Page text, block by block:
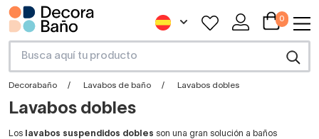
0
Decorabaño Lavabos de baño Lavabos dobles
Lavabos dobles
Los lavabos suspendidos dobles son una gran solución a baños